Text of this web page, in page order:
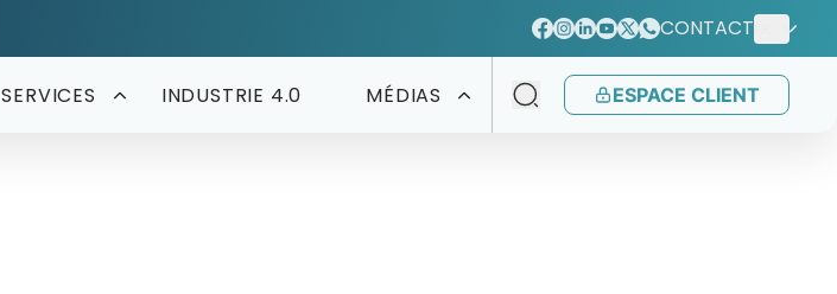
CONTACT
SERVICES INDUSTRIE 4.0 MÉDIAS ESPACE CLIENT